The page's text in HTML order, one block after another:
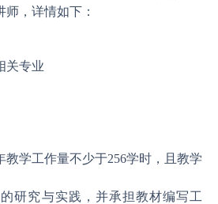
，详情如下：
关专业
教学工作量不少于256学时，且教学
研究与实践，并承担教材编写工